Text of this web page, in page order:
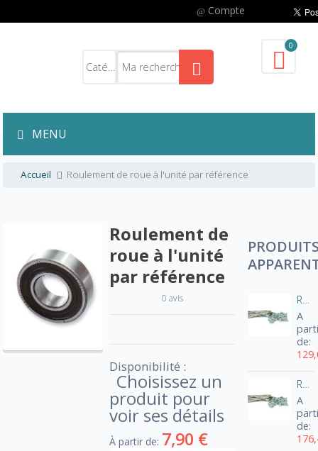
Compte
0
MENU
Accueil Roulement de roue à l'unité par référence
Roulement de
roue à l'unité
par référence
0 avis
Disponibilité :
Choisissez un
produit pour
voir ses détails
À partir de: 7,90 €
Rayons pour roues Warp9
A
de:
Rayons pour roues DNA
A
de: